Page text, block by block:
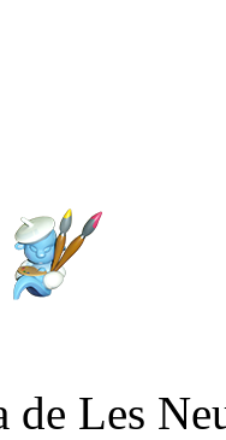
de Les